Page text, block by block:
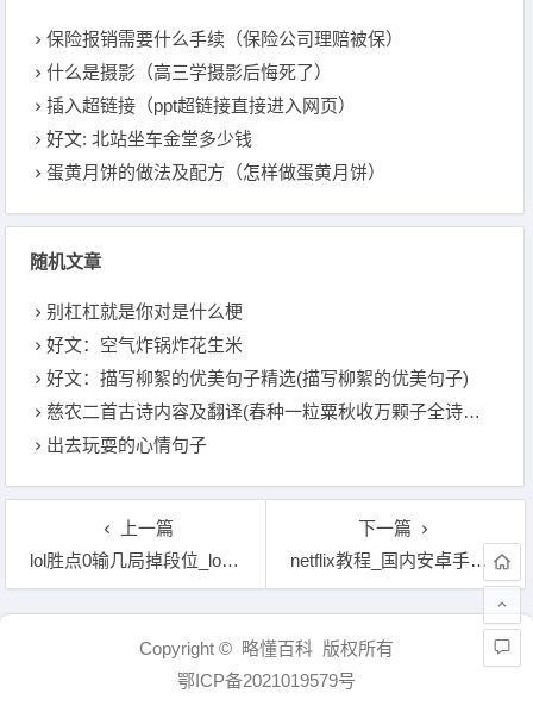
保险报销需要什么手续（保险公司理赔被保）
什么是摄影（高三学摄影后悔死了）
插入超链接（ppt超链接直接进入网页）
好文: 北站坐车金堂多少钱
蛋黄月饼的做法及配方（怎样做蛋黄月饼）
随机文章
别杠杠就是你对是什么梗
好文：空气炸锅炸花生米
好文：描写柳絮的优美句子精选(描写柳絮的优美句子)
慈农二首古诗内容及翻译(春种一粒粟秋收万颗子全诗赏析及意义翻译)
出去玩耍的心情句子
上一篇
lol胜点0输几局掉段位_lol黄金0胜点会不会掉段
下一篇
netflix教程_国内安卓手机可以用netflix
文章导航
Copyright © 略懂百科 版权所有
鄂ICP备2021019579号